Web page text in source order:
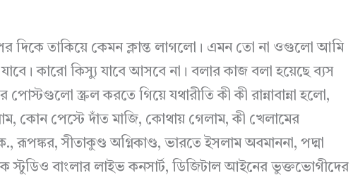
দিকে তাকিয়ে কেমন ক্লান্ত লাগলো। এমন তো না ওগুলো আমি
কারো কিস্যু যাবে আসবে না। বলার কাজ বলা হয়েছে ব্যস
স্ক্রল করতে গিয়ে যথারীতি কী কী রান্নাবান্না হলো,
কোন পেস্টে দাঁত মাজি, কোথায় গেলাম, কী খেলামের
রূপঙ্কর, সীতাকুণ্ড অগ্নিকাণ্ড, ভারতে ইসলাম অবমাননা, পদ্মা
স্টুডিও বাংলার লাইভ কনসার্ট, ডিজিটাল আইনের ভুক্তভোগীদের